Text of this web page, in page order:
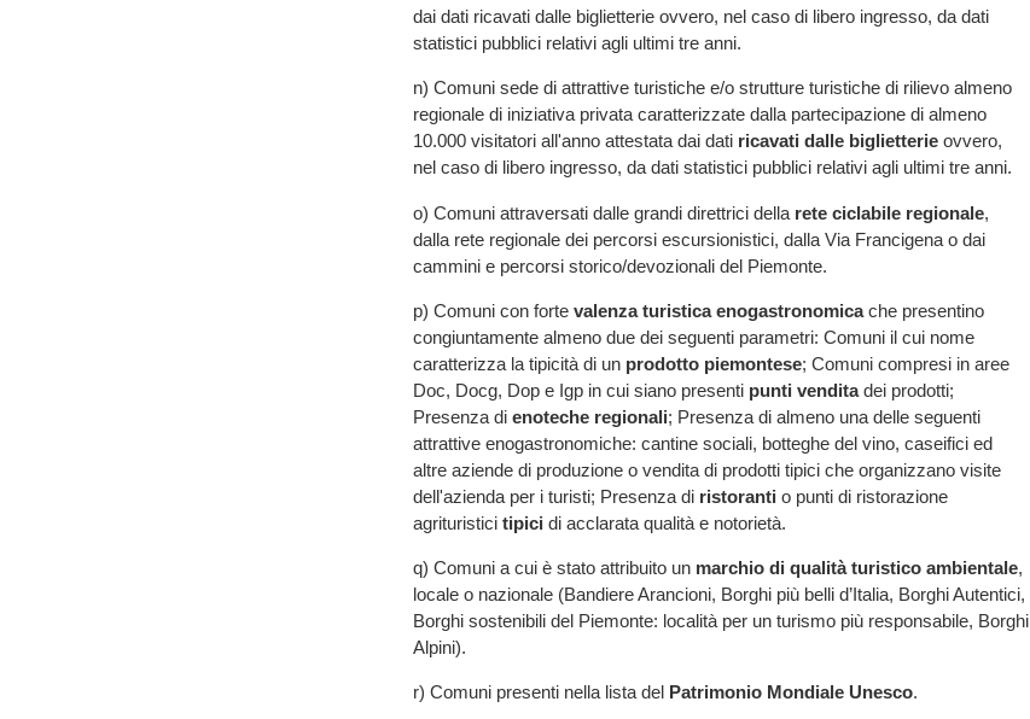
dai dati ricavati dalle biglietterie ovvero, nel caso di libero ingresso, da dati
statistici pubblici relativi agli ultimi tre anni.
n) Comuni sede di attrattive turistiche e/o strutture turistiche di rilievo almeno
regionale di iniziativa privata caratterizzate dalla partecipazione di almeno
10.000 visitatori all'anno attestata dai dati ricavati dalle biglietterie ovvero,
nel caso di libero ingresso, da dati statistici pubblici relativi agli ultimi tre anni.
o) Comuni attraversati dalle grandi direttrici della rete ciclabile regionale,
dalla rete regionale dei percorsi escursionistici, dalla Via Francigena o dai
cammini e percorsi storico/devozionali del Piemonte.
p) Comuni con forte valenza turistica enogastronomicache presentino
congiuntamente almeno due dei seguenti parametri: Comuni il cui nome
caratterizza la tipicità di un prodotto piemontese; Comuni compresi in aree
Doc, Docg, Dop e Igp in cui siano presenti punti venditadei prodotti;
Presenza di enoteche regionali; Presenza di almeno una delle seguenti
attrattive enogastronomiche: cantine sociali, botteghe del vino, caseifici ed
altre aziende di produzione o vendita di prodotti tipici che organizzano visite
dell'azienda per i turisti; Presenza di ristoranti o punti di ristorazione
agrituristici tipici di acclarata qualità e notorietà.
q) Comuni a cui è stato attribuito un marchio di qualità turistico ambientale,
locale o nazionale (Bandiere Arancioni, Borghi più belli d’Italia, Borghi Autentici,
Borghi sostenibili del Piemonte: località per un turismo più responsabile, Borghi
Alpini).
r) Comuni presenti nella lista del Patrimonio Mondiale Unesco.